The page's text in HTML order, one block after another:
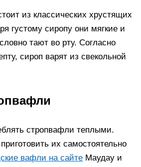
из классических хрустящих
густому сиропу они мягкие и
тают во рту. Согласно
сироп варят из свекольной
стропвафли теплыми.
их самостоятельно
вафли на сайте Маудау и